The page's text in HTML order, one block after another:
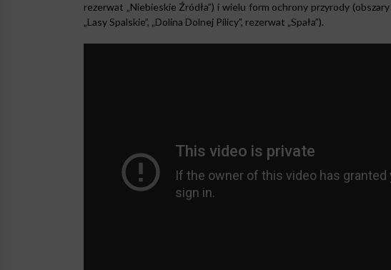
rezerwat „Niebieskie Źródła”) i wielu form ochrony przyrody (obszary
„Lasy Spalskie”, „Dolina Dolnej Pilicy”, rezerwat „Spała”).